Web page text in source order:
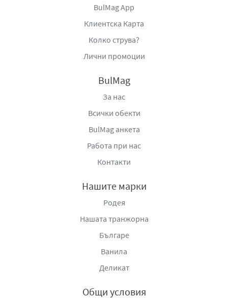
BulMag App
Клиентска Карта
Колко струва?
Лични промоции
BulMag
За нас
Всички обекти
BulMag анкета
Работа при нас
Контакти
Нашите марки
Родея
Нашата транжорна
Българе
Ванила
Деликат
Общи условия